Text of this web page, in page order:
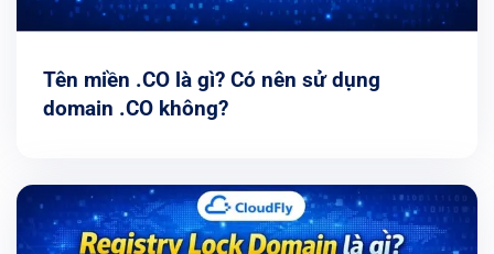
Tên miền .CO là gì? Có nên sử dụng
domain .CO không?